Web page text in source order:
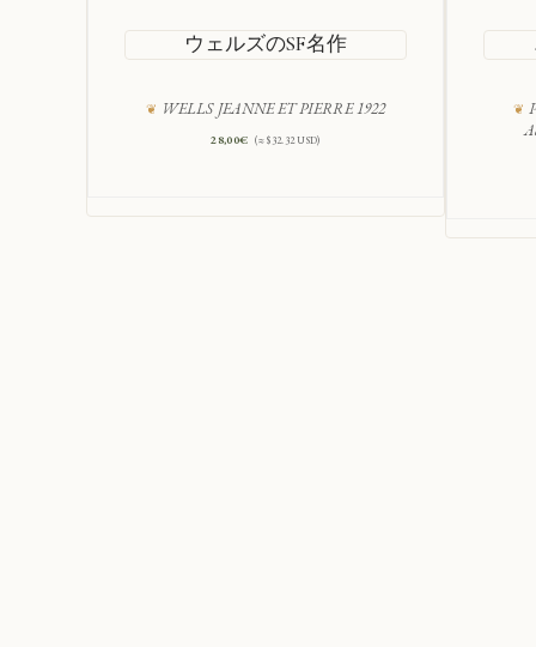
ウェルズのSF名作
WELLS JEANNE ET PIERRE 1922
28,00€ (≈ $32.32 USD)